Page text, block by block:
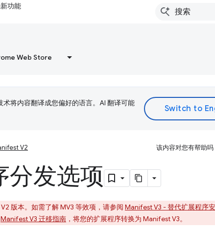
功能
Web Store
术将内容翻译成您偏好的语言。AI 翻译可能
V2 该内容对您有帮助吗
分发选项
版本。如需了解 MV3 等效项，请参阅 Manifest V3 - 替代扩展程序
Manifest V3 迁移指南 ，将您的扩展程序转换为 Manifest V3。